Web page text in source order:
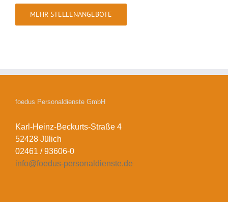
MEHR STELLENANGEBOTE
foedus Personaldienste GmbH
Karl-Heinz-Beckurts-Straße 4
52428 Jülich
02461 / 93606-0
info@foedus-personaldienste.de